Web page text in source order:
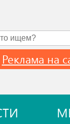
Реклама на